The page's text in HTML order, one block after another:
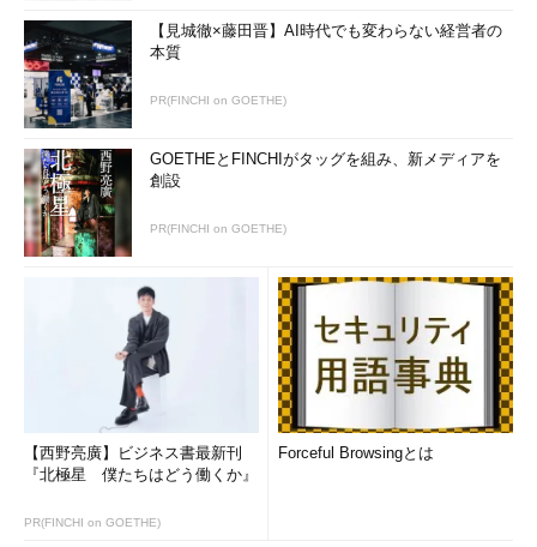
【見城徹×藤田晋】AI時代でも変わらない経営者の
本質
PR(FINCHI on GOETHE)
GOETHEとFINCHIがタッグを組み、新メディアを
創設
PR(FINCHI on GOETHE)
【西野亮廣】ビジネス書最新刊
『北極星 僕たちはどう働くか』
PR(FINCHI on GOETHE)
Forceful Browsingとは